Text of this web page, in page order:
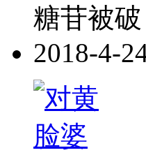
糖苷被
2018-4-